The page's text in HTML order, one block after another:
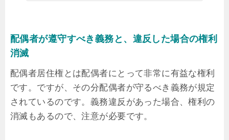
配偶者が遵守すべき義務と、違反した場合の権利
消滅
配偶者居住権とは配偶者にとって非常に有益な権利
です。ですが、その分配偶者が守るべき義務が規定
されているのです。義務違反があった場合、権利の
消滅もあるので、注意が必要です。